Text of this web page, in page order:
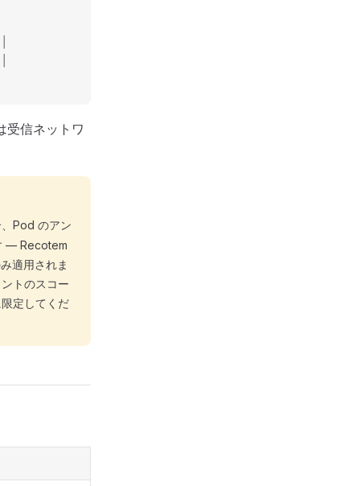
受信ネットワ
Pod のアン
— Recotem
適用されま
トのスコー
定してくだ